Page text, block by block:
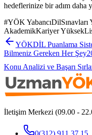
hedeflerinize bir adım daha
#YÖK
AkademikKariyer
YÖKDİL Puanlama
Bilmeniz Gereken Her Şey
Konu Analizi ve Başarı
İletişim Merkezi (09.00 -
0(312) 911 37 15